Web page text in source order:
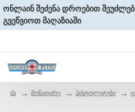
ონლაინ შეძენა დროებით
გვეწვიოთ მაღაზიაში
მონადირე პისტოლეტები